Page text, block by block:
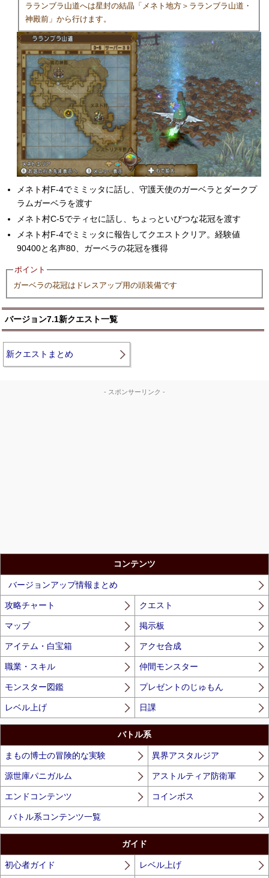
ラランブラ山道へは星封の結晶「メネト地方＞ラランブラ山道・
神殿前」から行けます。
メネト村F-4でミミッタに話し、守護天使のガーベラとダークプ
ラムガーベラを渡す
メネト村C-5でティセに話し、ちょっといびつな花冠を渡す
メネト村F-4でミミッタに報告してクエストクリア。経験値
90400と名声80、ガーベラの花冠を獲得
ポイント
ガーベラの花冠はドレスアップ用の頭装備です
バージョン7.1新クエスト一覧
新クエストまとめ
- スポンサーリンク -
コンテンツ
バージョンアップ情報まとめ
攻略チャート クエスト
マップ 掲示板
アイテム・白宝箱 アクセ合成
職業・スキル 仲間モンスター
モンスター図鑑 プレゼントのじゅもん
レベル上げ 日課
バトル系
まもの博士の冒険的な実験 異界アスタルジア
源世庫パニガルム アストルティア防衛軍
エンドコンテンツ コインボス
バトル系コンテンツ一覧
ガイド
初心者ガイド レベル上げ